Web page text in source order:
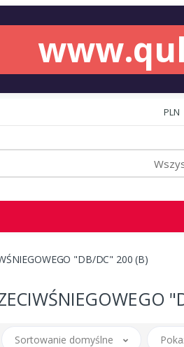
PLN
"DB/DC" 200 (B)
Sortowanie domyślne